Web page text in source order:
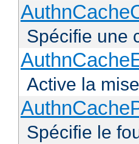
Spécifie une
Active la
Spécifie le